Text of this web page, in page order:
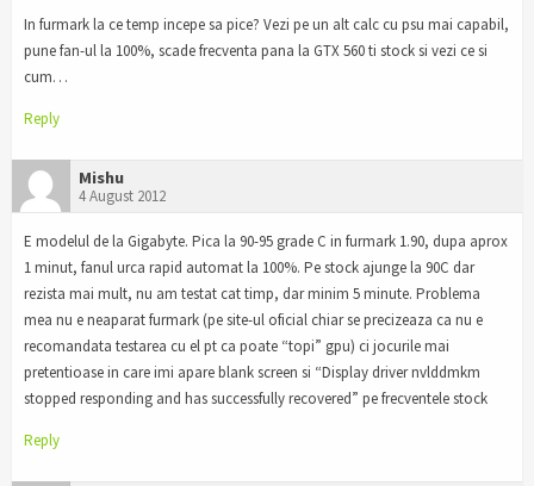
In furmark la ce temp incepe sa pice? Vezi pe un alt calc cu psu mai capabil,
pune fan-ul la 100%, scade frecventa pana la GTX 560 ti stock si vezi ce si
cum…
Reply
Mishu
4 August 2012
E modelul de la Gigabyte. Pica la 90-95 grade C in furmark 1.90, dupa aprox
1 minut, fanul urca rapid automat la 100%. Pe stock ajunge la 90C dar
rezista mai mult, nu am testat cat timp, dar minim 5 minute. Problema
mea nu e neaparat furmark (pe site-ul oficial chiar se precizeaza ca nu e
recomandata testarea cu el pt ca poate “topi” gpu) ci jocurile mai
pretentioase in care imi apare blank screen si “Display driver nvlddmkm
stopped responding and has successfully recovered” pe frecventele stock
Reply